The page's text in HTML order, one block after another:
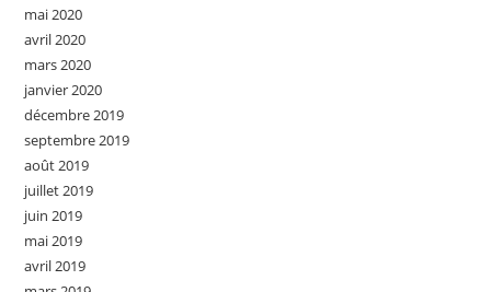
mai 2020
avril 2020
mars 2020
janvier 2020
décembre 2019
septembre 2019
août 2019
juillet 2019
juin 2019
mai 2019
avril 2019